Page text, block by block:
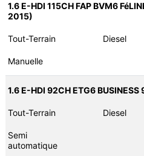
1.6 E-HDI 115CH FAP BVM6
2015)
Tout-Terrain Diesel
Manuelle
1.6 E-HDI 92CH ETG6
Tout-Terrain Diesel
Semi
automatique